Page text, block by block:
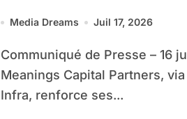
recrutement d’Arthur
Media Dreams Juil 17, 2026
Communiqué de Presse – 16 juillet 2026
Meanings Capital Partners,
Infra, renforce ses...